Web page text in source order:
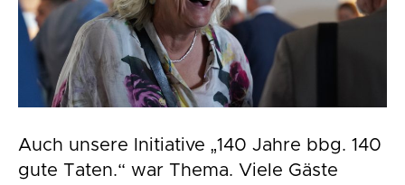
Auch unsere Initiative „140 Jahre bbg. 140
gute Taten.“ war Thema. Viele Gäste